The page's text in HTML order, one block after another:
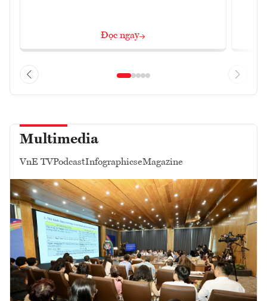
Đọc ngay
Multimedia
VnE TVPodcastInfographicseMagazine